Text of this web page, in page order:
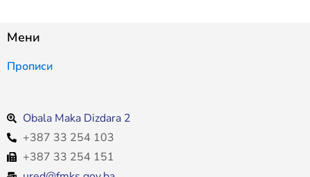
Мени
Прописи
Obala Maka Dizdara 2
+387 33 254 103
+387 33 254 151